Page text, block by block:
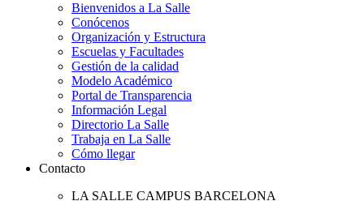
Bienvenidos a La Salle
Conócenos
Organización y Estructura
Escuelas y Facultades
Gestión de la calidad
Modelo Académico
Portal de Transparencia
Información Legal
Directorio La Salle
Trabaja en La Salle
Cómo llegar
Contacto
LA SALLE CAMPUS BARCELONA